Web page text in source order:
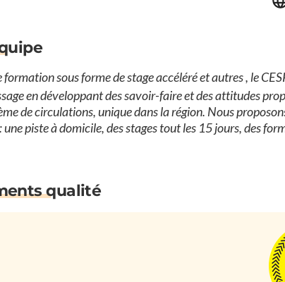
sous forme de stage accéléré et autres , le
en développant des savoir-faire et des attitudes
de circulations, unique dans la région. Nous
une piste à domicile, des stages tout les 15 jours, des
qualité